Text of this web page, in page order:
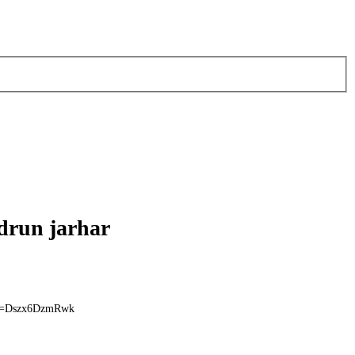
jarhar